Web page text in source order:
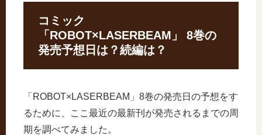
コミック
「ROBOT×LASERBEAM」 8巻の
発売予想日は？続編は？
「ROBOT×LASERBEAM」8巻の発売日の予想をす
るために、ここ最近の最新刊が発売されるまでの周
期を調べてみました。